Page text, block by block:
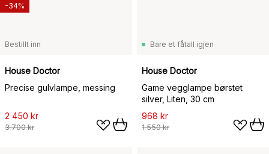
Bestillt inn
House Doctor
Precise gulvlampe, messing
2 450 kr
3 700 kr
-34%
Bare et fåtall igjen
House Doctor
Game vegglampe børstet
silver, Liten, 30 cm
968 kr
1 550 kr